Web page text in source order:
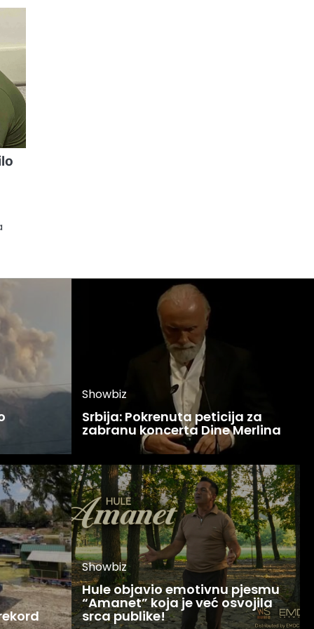
Showbiz
Srbija: Pokrenuta peticija za
zabranu koncerta Dine Merlina
Showbiz
Hule objavio emotivnu pjesmu
“Amanet” koja je već osvojila
srca publike!